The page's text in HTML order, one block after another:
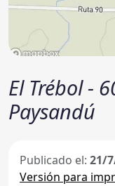
El Trébol -
Paysandú
Publicado el: 21/
Versión para